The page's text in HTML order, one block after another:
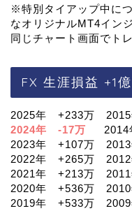
※特別タイアップ中につ
なオリジナルMT4イン
同じチャート画面でト
FX 生涯損益 +1
2025年 +233万
2024年 -17万
2014
2023年 +107万
2022年 +265万
2021年 +213万
2020年 +536万
2019年 +533万